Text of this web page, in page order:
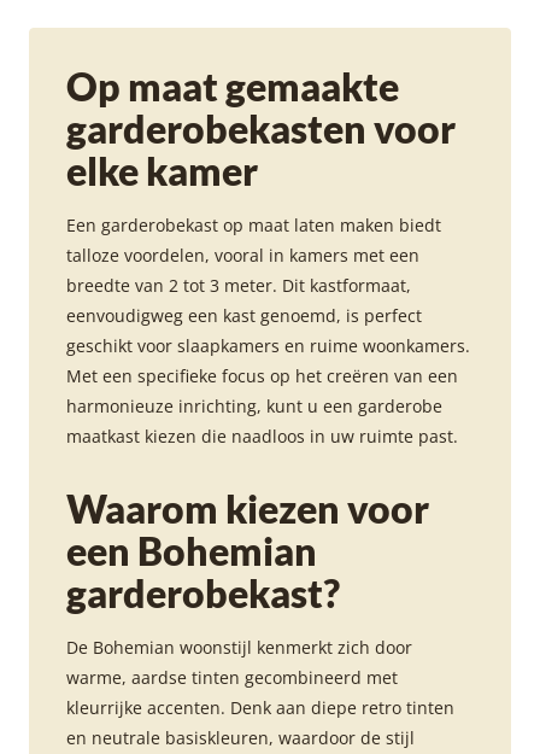
Op maat gemaakte
garderobekasten voor
elke kamer
Een garderobekast op maat laten maken biedt
talloze voordelen, vooral in kamers met een
breedte van 2 tot 3 meter. Dit kastformaat,
eenvoudigweg een kast genoemd, is perfect
geschikt voor slaapkamers en ruime woonkamers.
Met een specifieke focus op het creëren van een
harmonieuze inrichting, kunt u een garderobe
maatkast kiezen die naadloos in uw ruimte past.
Waarom kiezen voor
een Bohemian
garderobekast?
De Bohemian woonstijl kenmerkt zich door
warme, aardse tinten gecombineerd met
kleurrijke accenten. Denk aan diepe retro tinten
en neutrale basiskleuren, waardoor de stijl